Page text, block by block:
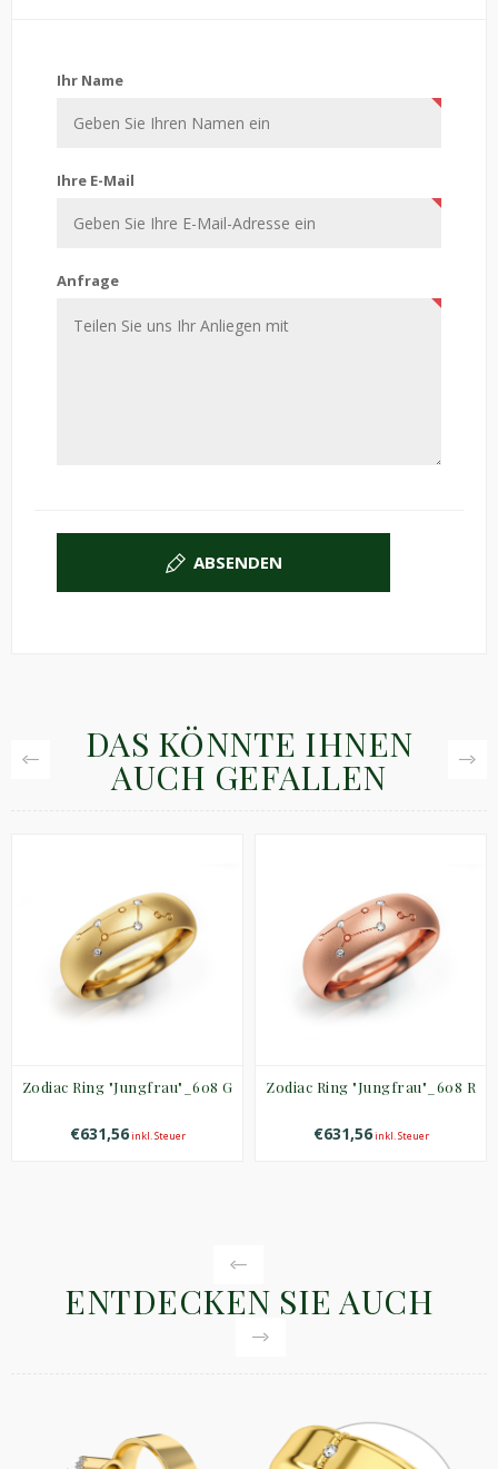
Ihr Name
Ihre E-Mail
Anfrage
ABSENDEN
DAS KÖNNTE IHNEN
AUCH GEFALLEN
Zodiac Ring "Jungfrau"_608 G
€631,56inkl. Steuer
Zodiac Ring "Jungfrau"_608 R
€631,56inkl. Steuer
ENTDECKEN SIE AUCH